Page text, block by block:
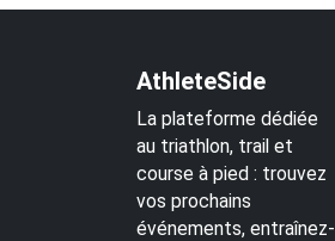
AthleteSide
La plateforme dédiée
au triathlon, trail et
course à pied : trouvez
vos prochains
événements, entraînez-